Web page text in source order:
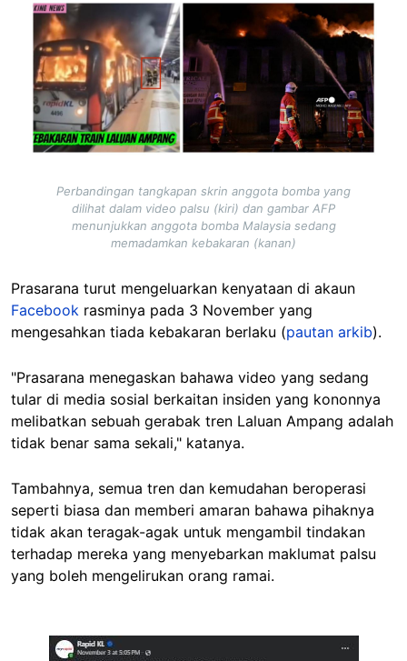
Image
Perbandingan tangkapan skrin anggota bomba yang
dilihat dalam video palsu (kiri) dan gambar AFP
menunjukkan anggota bomba Malaysia sedang
memadamkan kebakaran (kanan)
Prasarana turut mengeluarkan kenyataan di akaun
Facebook rasminya pada 3 November yang
mengesahkan tiada kebakaran berlaku (pautan arkib).
"Prasarana menegaskan bahawa video yang sedang
tular di media sosial berkaitan insiden yang kononnya
melibatkan sebuah gerabak tren Laluan Ampang adalah
tidak benar sama sekali," katanya.
Tambahnya, semua tren dan kemudahan beroperasi
seperti biasa dan memberi amaran bahawa pihaknya
tidak akan teragak-agak untuk mengambil tindakan
terhadap mereka yang menyebarkan maklumat palsu
yang boleh mengelirukan orang ramai.